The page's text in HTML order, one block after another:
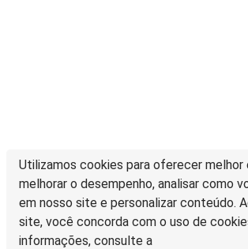
Utilizamos cookies para oferecer melhor
melhorar o desempenho, analisar como
em nosso site e personalizar conteúdo.
site, você concorda com o uso de
informações, consulte a